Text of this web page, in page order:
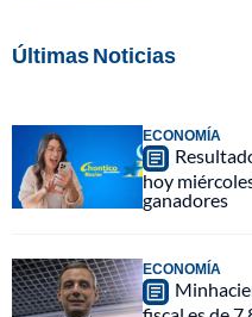
Últimas Noticias
ECONOMÍA
hoy
ganadores
ECONOMÍA